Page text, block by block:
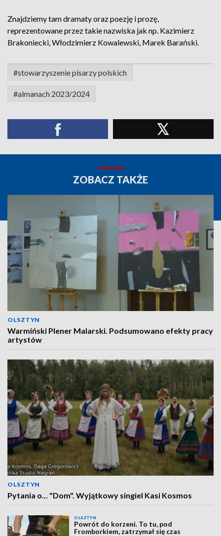
Znajdziemy tam dramaty oraz poezję i prozę,
reprezentowane przez takie nazwiska jak np. Kazimierz
Brakoniecki, Włodzimierz Kowalewski, Marek Barański.
#stowarzyszenie pisarzy polskich
#almanach 2023/2024
ZOBACZ TAKŻE
OLSZTYN
Warmiński Plener Malarski. Podsumowano efekty pracy
artystów
OLSZTYN
Pytania o... "Dom". Wyjątkowy singiel Kasi Kosmos
OLSZTYN
Powrót do korzeni. To tu, pod
Fromborkiem, zatrzymał się czas